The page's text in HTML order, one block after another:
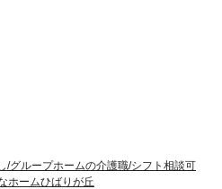
/グループホームの介護職/シフト相談可
ホームひばりが丘